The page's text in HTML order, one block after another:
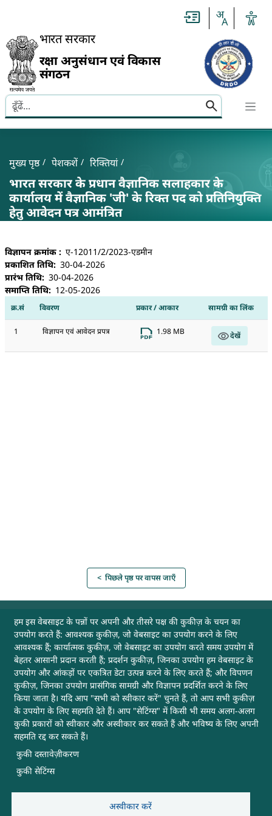
भारत सरकार
रक्षा अनुसंधान एवं विकास
संगठन
Search here
Breadcrumb
मुख्य पृष्ठ पेशकशें रिक्तियां
भारत सरकार के प्रधान वैज्ञानिक सलाहकार के
कार्यालय में वैज्ञानिक 'जी' के रिक्त पद को प्रतिनियुक्ति
हेतु आवेदन पत्र आमंत्रित
भारत सरकार के प्रधान वैज्ञानिक सलाहकार के कार्यालय में
विज्ञापन क्रमांक
ए-12011/2/2023-एडमीन
प्रकाशित तिथि
30-04-2026
प्रारंभ तिथि
30-04-2026
समाप्ति तिथि
12-05-2026
क्र.सं विवरण प्रकार / आकार सामग्री का लिंक
1 विज्ञापन एवं आवेदन प्रपत्र 1.98 MB देखें
हम इस वेबसाइट के पन्नों पर अपनी और तीसरे पक्ष की कुकीज़ के चयन का
उपयोग करते हैं: आवश्यक कुकीज़, जो वेबसाइट का उपयोग करने के लिए
आवश्यक हैं; कार्यात्मक कुकीज़, जो वेबसाइट का उपयोग करते समय उपयोग में
बेहतर आसानी प्रदान करती हैं; प्रदर्शन कुकीज़, जिनका उपयोग हम वेबसाइट के
उपयोग और आंकड़ों पर एकत्रित डेटा उत्पन्न करने के लिए करते हैं; और विपणन
कुकीज़, जिनका उपयोग प्रासंगिक सामग्री और विज्ञापन प्रदर्शित करने के लिए
किया जाता है। यदि आप "सभी को स्वीकार करें" चुनते हैं, तो आप सभी कुकीज़
के उपयोग के लिए सहमति देते हैं। आप "सेटिंग्स" में किसी भी समय अलग-अलग
कुकी प्रकारों को स्वीकार और अस्वीकार कर सकते हैं और भविष्य के लिए अपनी
सहमति रद्द कर सकते हैं।
कुकी दस्तावेज़ीकरण
कुकी सेटिंग्स
अस्वीकार करें
< पिछले पृष्ठ पर वापस जाएँ
उपयोगी लिंक
अभिलेखागार
वेबसाइट नीतियाँ
हमसे संपर्क करें
साइटमैप
मदद
Untitled
Slide